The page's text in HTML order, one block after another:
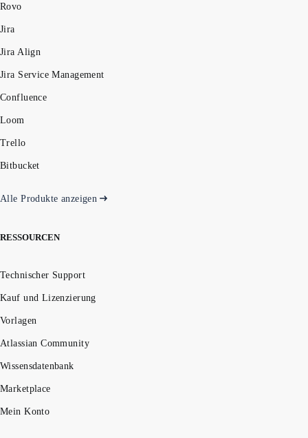
Rovo
Jira
Jira Align
Jira Service Management
Confluence
Loom
Trello
Bitbucket
Alle Produkte anzeigen
RESSOURCEN
Technischer Support
Kauf und Lizenzierung
Vorlagen
Atlassian Community
Wissensdatenbank
Marketplace
Mein Konto